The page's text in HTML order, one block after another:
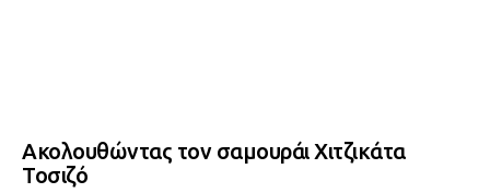
Ακολουθώντας τον σαμουράι Χιτζικάτα
Τοσιζό